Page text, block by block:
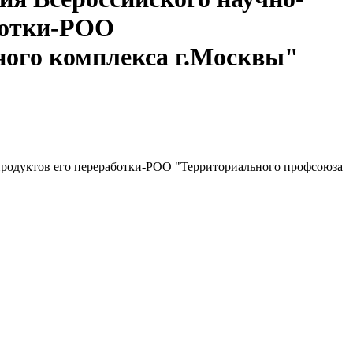
РОО
комплекса г.Москвы"
его переработки-РОО "Территориального профсоюза